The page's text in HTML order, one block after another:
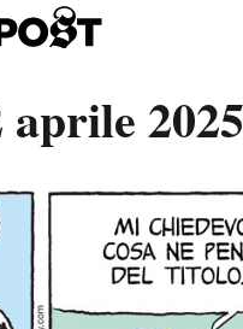
aprile 2025